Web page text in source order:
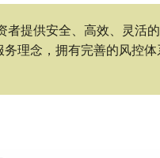
提供安全、高效、灵活
理念，拥有完善的风控